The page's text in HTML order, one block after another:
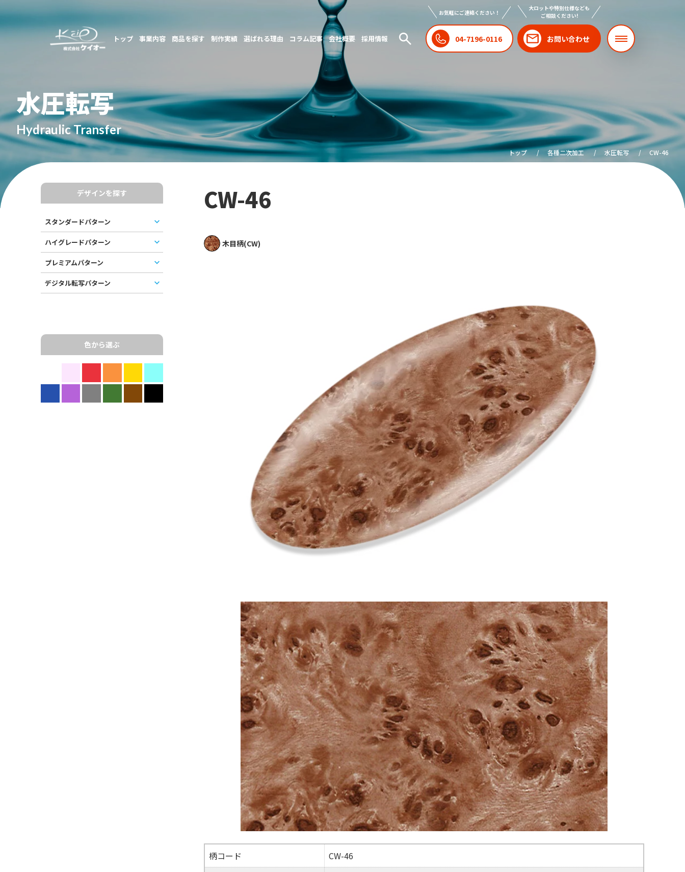
トップ 事業内容 商品を探す 制作実績 選ばれる理由 コラム記事 会社概要 採用情報
お気軽にご連絡ください！
04-7196-0116
大ロットや特別仕様なども
ご相談ください!
お問い合わせ
水圧転写
Hydraulic Transfer
トップ 各種二次加工 水圧転写 CW-46
デザインを探す
スタンダードパターン
ハイグレードパターン
プレミアムパターン
デジタル転写パターン
色から選ぶ
CW-46
木目柄(CW)
柄コード
CW-46